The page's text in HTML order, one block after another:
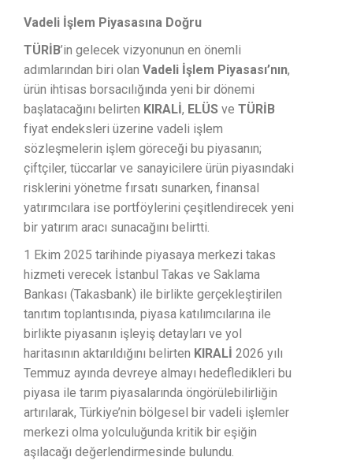
Vadeli İşlem Piyasasına Doğru
TÜRİB’in gelecek vizyonunun en önemli
adımlarından biri olan Vadeli İşlem Piyasası’nın,
ürün ihtisas borsacılığında yeni bir dönemi
başlatacağını belirten KIRALİ, ELÜS ve TÜRİB
fiyat endeksleri üzerine vadeli işlem
sözleşmelerin işlem göreceği bu piyasanın;
çiftçiler, tüccarlar ve sanayicilere ürün piyasındaki
risklerini yönetme fırsatı sunarken, finansal
yatırımcılara ise portföylerini çeşitlendirecek yeni
bir yatırım aracı sunacağını belirtti.
1 Ekim 2025 tarihinde piyasaya merkezi takas
hizmeti verecek İstanbul Takas ve Saklama
Bankası (Takasbank) ile birlikte gerçekleştirilen
tanıtım toplantısında, piyasa katılımcılarına ile
birlikte piyasanın işleyiş detayları ve yol
haritasının aktarıldığını belirten KIRALİ 2026 yılı
Temmuz ayında devreye almayı hedefledikleri bu
piyasa ile tarım piyasalarında öngörülebilirliğin
artırılarak, Türkiye’nin bölgesel bir vadeli işlemler
merkezi olma yolculuğunda kritik bir eşiğin
aşılacağı değerlendirmesinde bulundu.